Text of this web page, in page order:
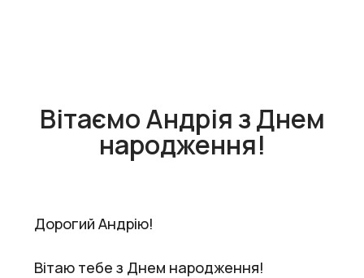
Вітаємо Андрія з Днем
народження!
Дорогий Андрію!
Вітаю тебе з Днем народження!